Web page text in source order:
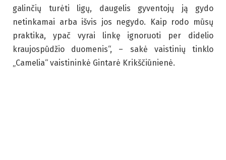
galinčių turėti ligų, daugelis gyventojų ją gydo
netinkamai arba išvis jos negydo. Kaip rodo mūsų
praktika, ypač vyrai linkę ignoruoti per didelio
kraujospūdžio duomenis“, – sakė vaistinių tinklo
„Camelia“ vaistininkė Gintarė Krikščiūnienė.